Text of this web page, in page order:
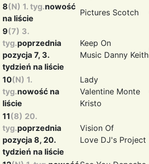
8(N) 1. tyg.nowość
na liście
Pictures Scotch
9(7) 3.
tyg.poprzednia
pozycja 7, 3.
tydzień na liście
Keep On
Music Danny Keith
10(N) 1.
tyg.nowość na
liście
Lady
Valentine Monte
Kristo
11(8) 20.
tyg.poprzednia
pozycja 8, 20.
tydzień na liście
Vision Of
Love DJ's Project